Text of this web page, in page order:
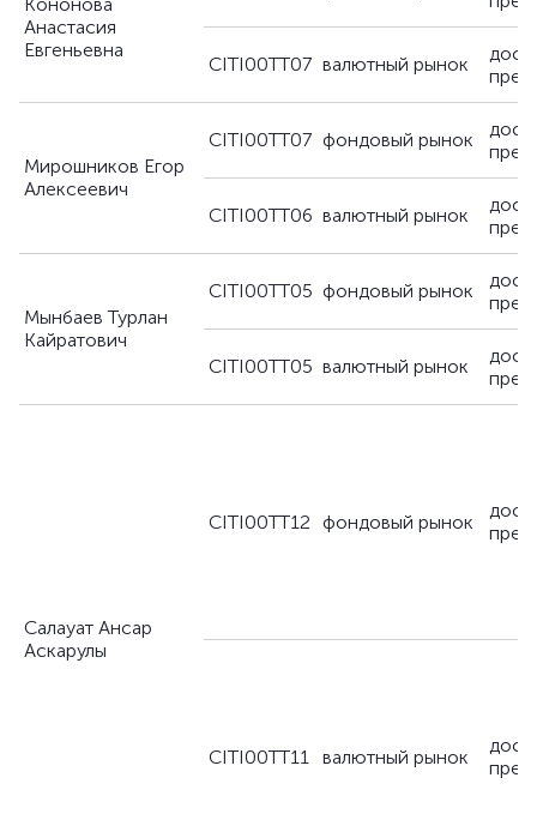
Анастасия
Евгеньевна
CITI00TT07 валютный рынок
Мирошников Егор
Алексеевич
CITI00TT07 фондовый рынок
CITI00TT06 валютный рынок
Мынбаев Турлан
Кайратович
CITI00TT05 фондовый рынок
CITI00TT05 валютный рынок
Салауат Ансар
Аскарулы
CITI00TT12 фондовый рынок
CITI00TT11 валютный рынок